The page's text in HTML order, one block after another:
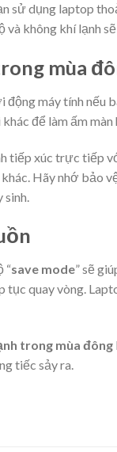
sử dụng laptop
không khí lạnh
mùa
máy tính nếu
để làm ấm màn
tiếp xúc trực tiếp
Hãy nhớ bảo
“save mode” sẽ
quay vòng.
trong mùa đông
tiếc sảy ra.